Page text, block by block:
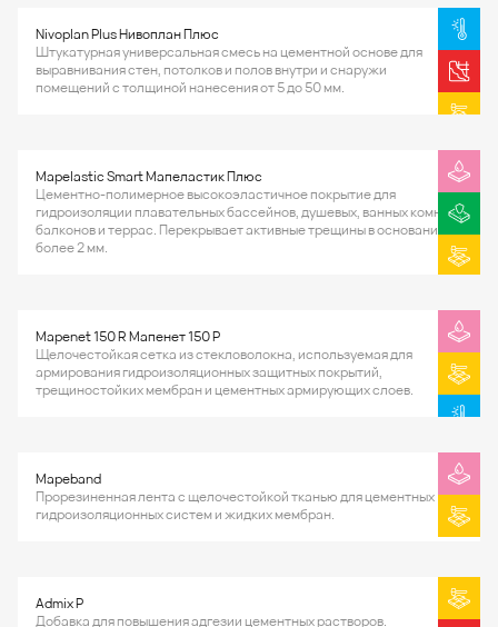
Nivoplan Plus Нивоплан Плюс
Штукатурная универсальная смесь на цементной основе для
выравнивания стен, потолков и полов внутри и снаружи
помещений с толщиной нанесения от 5 до 50 мм.
Mapelastic Smart Мапеластик Плюс
Цементно-полимерное высокоэластичное покрытие для
гидроизоляции плавательных бассейнов, душевых, ванных комнат,
балконов и террас. Перекрывает активные трещины в основании
более 2 мм.
Mapenet 150 R Мапенет 150 Р
Щелочестойкая сетка из стекловолокна, используемая для
армирования гидроизоляционных защитных покрытий,
трещиностойких мембран и цементных армирующих слоев.
Mapeband
Прорезиненная лента с щелочестойкой тканью для цементных
гидроизоляционных систем и жидких мембран.
Admix P
Добавка для повышения адгезии цементных растворов.